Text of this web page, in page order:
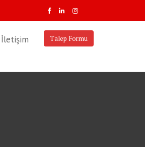
Talep Formu
İletişim